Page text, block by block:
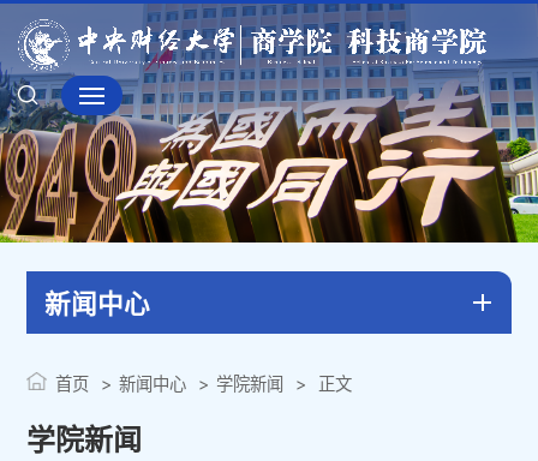
新闻中心
学院新闻
首页 新闻中心 学院新闻 正文